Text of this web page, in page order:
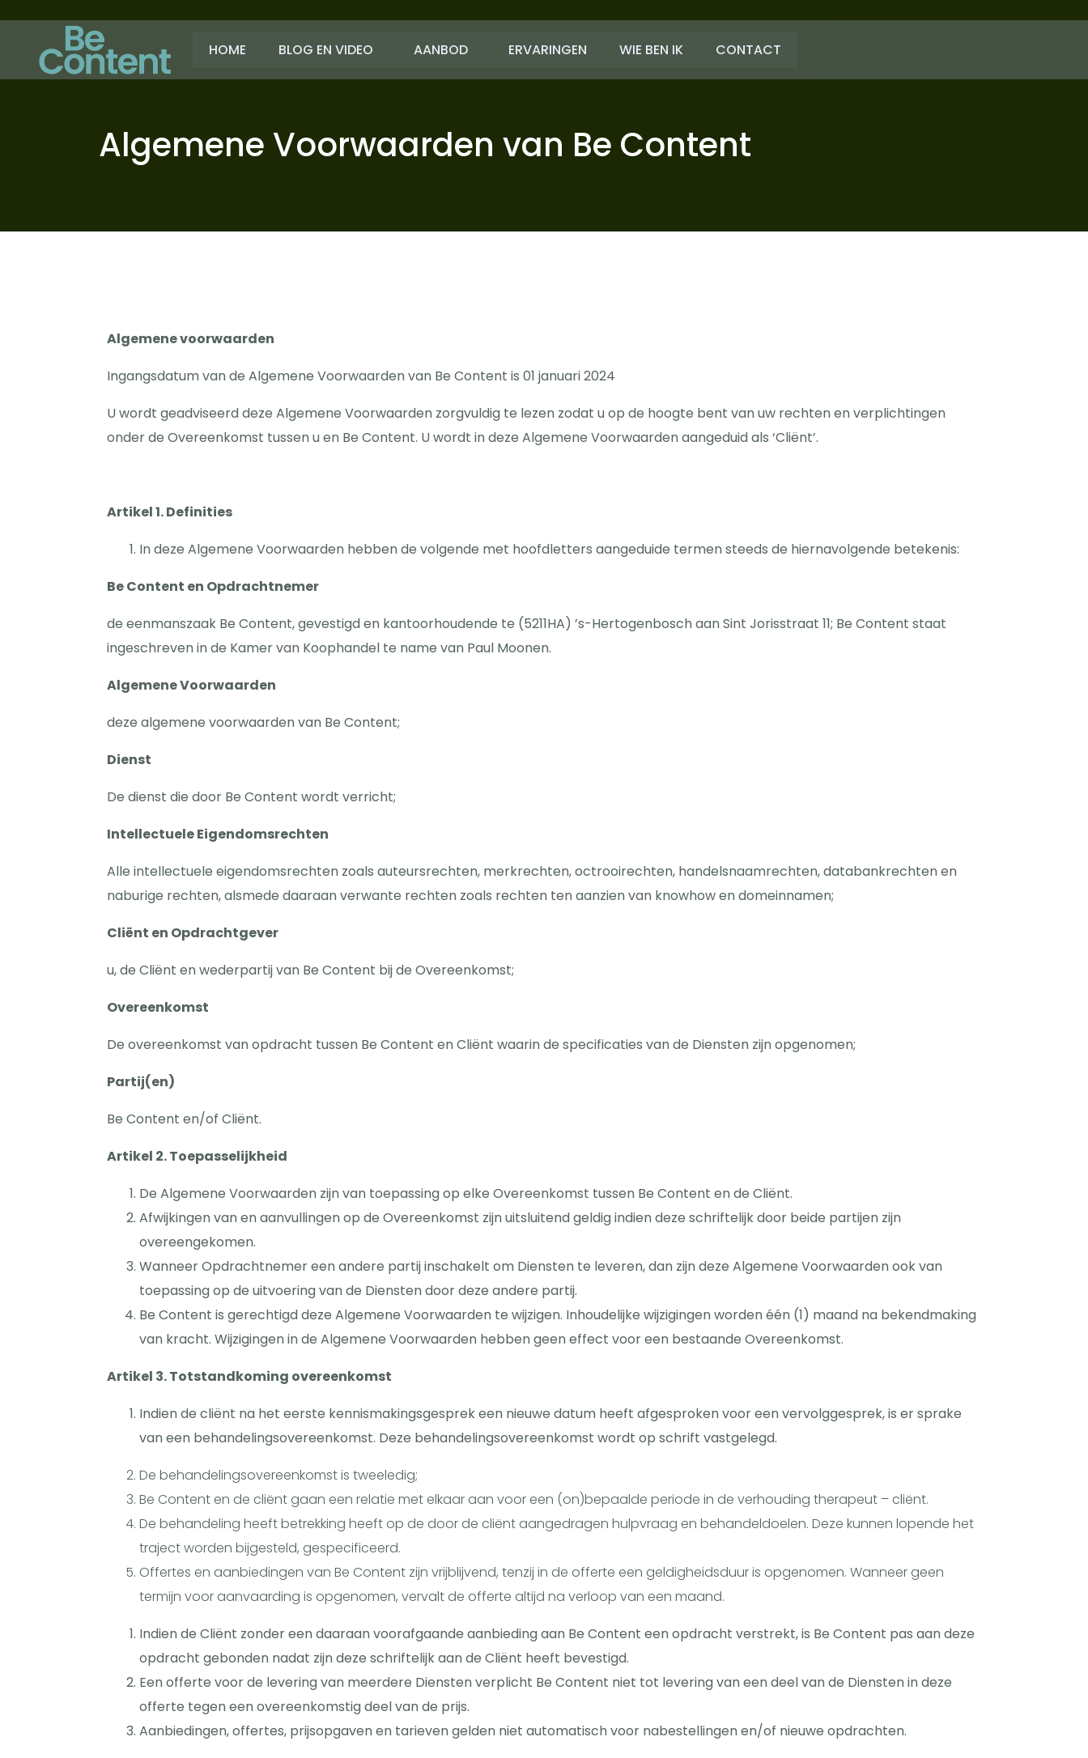
HOME BLOG EN VIDEO AANBOD ERVARINGEN WIE BEN IK CONTACT
Algemene Voorwaarden van Be Content
Algemene voorwaarden
Ingangsdatum van de Algemene Voorwaarden van Be Content is 01 januari 2024
U wordt geadviseerd deze Algemene Voorwaarden zorgvuldig te lezen zodat u op de hoogte bent van uw rechten en verplichtingen
onder de Overeenkomst tussen u en Be Content. U wordt in deze Algemene Voorwaarden aangeduid als ‘Cliënt’.
Artikel 1. Definities
In deze Algemene Voorwaarden hebben de volgende met hoofdletters aangeduide termen steeds de hiernavolgende betekenis:
Be Content en Opdrachtnemer
de eenmanszaak Be Content, gevestigd en kantoorhoudende te (5211HA) ’s-Hertogenbosch aan Sint Jorisstraat 11; Be Content staat
ingeschreven in de Kamer van Koophandel te name van Paul Moonen.
Algemene Voorwaarden
deze algemene voorwaarden van Be Content;
Dienst
De dienst die door Be Content wordt verricht;
Intellectuele Eigendomsrechten
Alle intellectuele eigendomsrechten zoals auteursrechten, merkrechten, octrooirechten, handelsnaamrechten, databankrechten en
naburige rechten, alsmede daaraan verwante rechten zoals rechten ten aanzien van knowhow en domeinnamen;
Cliënt en Opdrachtgever
u, de Cliënt en wederpartij van Be Content bij de Overeenkomst;
Overeenkomst
De overeenkomst van opdracht tussen Be Content en Cliënt waarin de specificaties van de Diensten zijn opgenomen;
Partij(en)
Be Content en/of Cliënt.
Artikel 2. Toepasselijkheid
De Algemene Voorwaarden zijn van toepassing op elke Overeenkomst tussen Be Content en de Cliënt.
Afwijkingen van en aanvullingen op de Overeenkomst zijn uitsluitend geldig indien deze schriftelijk door beide partijen zijn
overeengekomen.
Wanneer Opdrachtnemer een andere partij inschakelt om Diensten te leveren, dan zijn deze Algemene Voorwaarden ook van
toepassing op de uitvoering van de Diensten door deze andere partij.
Be Content is gerechtigd deze Algemene Voorwaarden te wijzigen. Inhoudelijke wijzigingen worden één (1) maand na bekendmaking
van kracht. Wijzigingen in de Algemene Voorwaarden hebben geen effect voor een bestaande Overeenkomst.
Artikel 3. Totstandkoming overeenkomst
Indien de cliënt na het eerste kennismakingsgesprek een nieuwe datum heeft afgesproken voor een vervolggesprek, is er sprake
van een behandelingsovereenkomst. Deze behandelingsovereenkomst wordt op schrift vastgelegd.
De behandelingsovereenkomst is tweeledig;
Be Content en de cliënt gaan een relatie met elkaar aan voor een (on)bepaalde periode in de verhouding therapeut – cliënt.
De behandeling heeft betrekking heeft op de door de cliënt aangedragen hulpvraag en behandeldoelen. Deze kunnen lopende het
traject worden bijgesteld, gespecificeerd.
Offertes en aanbiedingen van Be Content zijn vrijblijvend, tenzij in de offerte een geldigheidsduur is opgenomen. Wanneer geen
termijn voor aanvaarding is opgenomen, vervalt de offerte altijd na verloop van een maand.
Indien de Cliënt zonder een daaraan voorafgaande aanbieding aan Be Content een opdracht verstrekt, is Be Content pas aan deze
opdracht gebonden nadat zijn deze schriftelijk aan de Cliënt heeft bevestigd.
Een offerte voor de levering van meerdere Diensten verplicht Be Content niet tot levering van een deel van de Diensten in deze
offerte tegen een overeenkomstig deel van de prijs.
Aanbiedingen, offertes, prijsopgaven en tarieven gelden niet automatisch voor nabestellingen en/of nieuwe opdrachten.